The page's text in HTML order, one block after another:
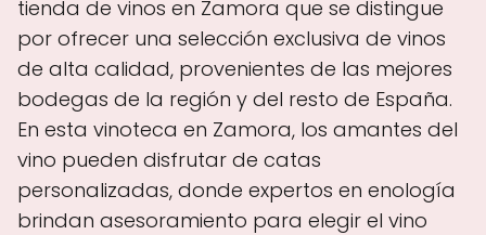
tienda de vinos en Zamora que se distingue
por ofrecer una selección exclusiva de vinos
de alta calidad, provenientes de las mejores
bodegas de la región y del resto de España.
En esta vinoteca en Zamora, los amantes del
vino pueden disfrutar de catas
personalizadas, donde expertos en enología
brindan asesoramiento para elegir el vino